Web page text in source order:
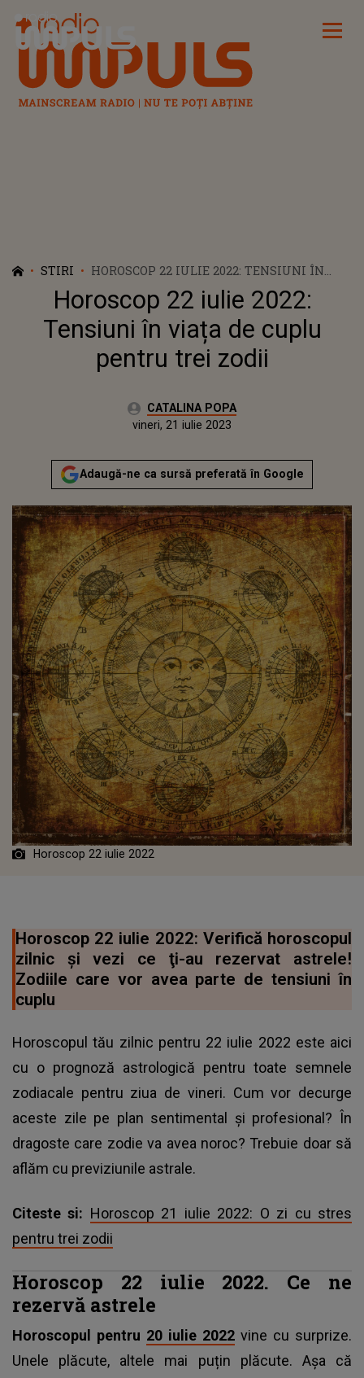
Radio Impuls
STIRI
HOROSCOP 22 IULIE 2022: TENSIUNI ÎN
VIAȚA DE CUPLU PENTRU TREI ZODII
Horoscop 22 iulie 2022:
Tensiuni în viața de cuplu
pentru trei zodii
Autor:CATALINA POPA
Actualizat:
vineri, 21 iulie 2023
Adaugă-ne ca sursă preferată în Google
Horoscop 22 iulie 2022
Horoscop 22 iulie 2022: Verifică horoscopul
zilnic şi vezi ce ţi-au rezervat astrele!
Zodiile care vor avea parte de tensiuni în
cuplu
Horoscopul tău zilnic pentru 22 iulie 2022 este aici
cu o prognoză astrologică pentru toate semnele
zodiacale pentru ziua de vineri. Cum vor decurge
aceste zile pe plan sentimental și profesional? În
dragoste care zodie va avea noroc? Trebuie doar să
aflăm cu previziunile astrale.
Citeste si: Horoscop 21 iulie 2022: O zi cu stres
pentru trei zodii
Horoscop 22 iulie 2022. Ce ne
rezervă astrele
Horoscopul pentru 20 iulie 2022 vine cu surprize.
Unele plăcute, altele mai puțin plăcute. Aşa că